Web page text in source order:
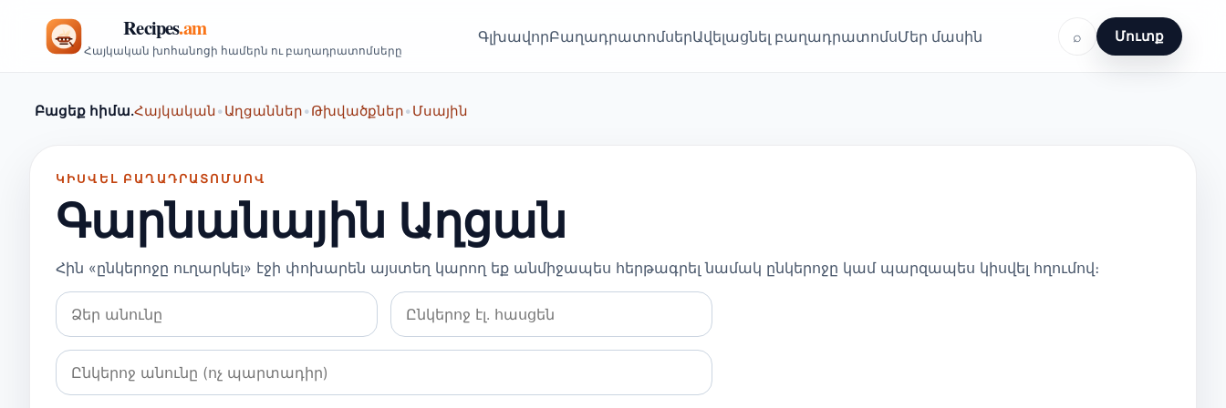
Հայկական խոհանոցի համերն ու բաղադրատոմսերը
ԳլխավորԲաղադրատոմսերԱվելացնել բաղադրատոմսՄեր մասին ⌕ Մուտք
Բացեք հիմա.Հայկական•Աղցաններ•Թխվածքներ•Մսային
ԿԻՍՎԵԼ ԲԱՂԱԴՐԱՏՈՄՍՈՎ
Գարնանային Աղցան
Հին «ընկերոջը ուղարկել» էջի փոխարեն այստեղ կարող եք անմիջապես հերթագրել նամակ ընկերոջը կամ պարզապես կիսվել հղումով։